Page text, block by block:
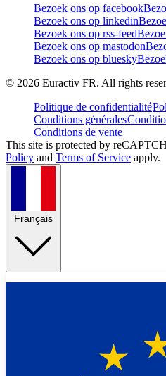
Bezoek ons op facebook
Bezoek ons op linkedin
Bezoek ons op rss-feed
Bezoek ons op mastodon
Bezoek ons op bluesky
© 2026 Euractiv FR. All rights
Politique de confidentialité
Conditions générales
Conditions de vente
This site is protected by
Policy and Terms of Service apply.
Français